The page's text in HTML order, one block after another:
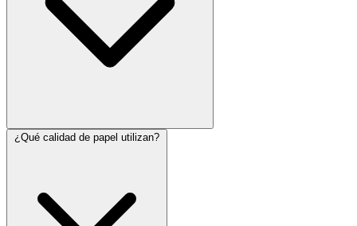
¿Qué calidad de papel utilizan?